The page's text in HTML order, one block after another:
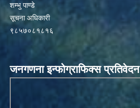
शम्भु पाण्डे
सूचना अधिकारी
९८५७०८१८१६
जनगणना इन्फोग्राफिक्स प्रतिवेदन